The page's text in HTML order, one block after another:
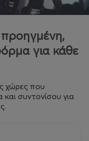
για κάθε
χώρες που
συντονίσου για